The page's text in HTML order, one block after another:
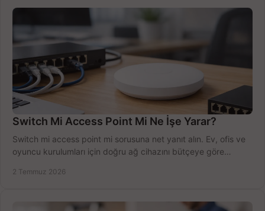
Switch Mi Access Point Mi Ne İşe Yarar?
Switch mi access point mi sorusuna net yanıt alın. Ev, ofis ve
oyuncu kurulumları için doğru ağ cihazını bütçeye göre
2 Temmuz 2026